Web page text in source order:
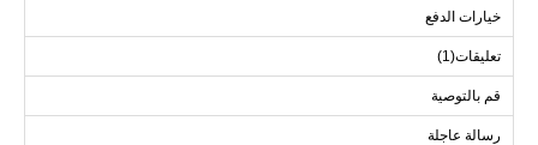
46خيارات الدفع
تعليقات(1)
قم بالتوصية
رسالة عاجلة